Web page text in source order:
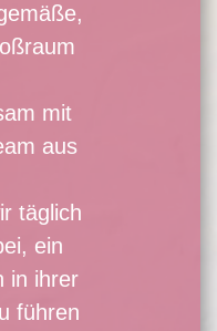
mit
aus
täglich
ein
in ihrer
führen